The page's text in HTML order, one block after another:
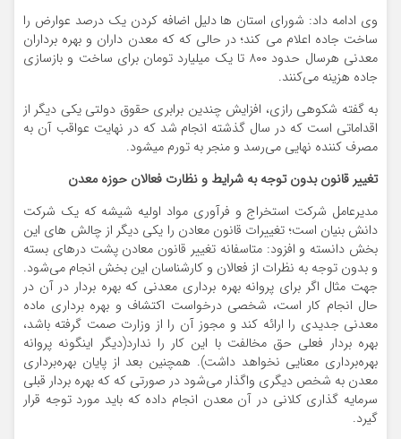
وی ادامه داد: شورای استان ها دلیل اضافه کردن یک درصد عوارض را
ساخت جاده اعلام می کند؛ در حالی که که معدن داران و بهره برداران
معدنی هرسال حدود ۸۰۰ تا یک میلیارد تومان برای ساخت و بازسازی
جاده هزینه می‌کنند.
به گفته شکوهی رازی، افزایش چندین برابری حقوق دولتی یکی دیگر از
اقداماتی است که در سال گذشته انجام شد که در نهایت عواقب آن به
مصرف کننده نهایی می‌رسد و منجر به تورم میشود.
تغییر قانون بدون توجه به شرایط و نظارت فعالان حوزه معدن
مدیرعامل شرکت استخراج و فرآوری مواد اولیه شیشه که یک شرکت
دانش بنیان است؛ تغییرات قانون معادن را یکی دیگر از چالش های این
بخش دانسته و افزود: متاسفانه تغییر قانون معادن پشت درهای بسته
و بدون توجه به نظرات از فعالان و کارشناسان این بخش انجام می‌شود.
جهت مثال اگر برای پروانه بهره برداری معدنی که بهره بردار در آن در
حال انجام کار است، شخصی درخواست اکتشاف و بهره برداری ماده
معدنی جدیدی را ارائه کند و مجوز آن را از وزارت صمت گرفته باشد،
بهره بردار فعلی حق مخالفت با این کار را ندارد(دیگر اینگونه پروانه
بهره‌برداری معنایی نخواهد داشت). همچنین بعد از پایان بهره‌برداری
معدن به شخص دیگری واگذار می‌شود در صورتی که که بهره بردار قبلی
سرمایه گذاری کلانی در آن معدن انجام داده که باید مورد توجه قرار
گیرد.